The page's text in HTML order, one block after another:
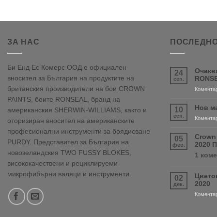
ЗА НАС
Би Енд Ес Комерс ООД е официален
вносител за България на продуктите на
британския производители на бои CROWN
PAINTS, боите RONSEAL, бранд на
американския SHERWIN-WILLIAMS, както и
оторизиран вносител на американските
професионални инструменти за боядисване
PURDY. Представител за България на
новозеландския TWO FUSSY BLOKES,
висококачествени и рециклируеми
микрофибърни валяци и инструменти.
24
сеп.
10
сеп.
Нов
05
фев.
2020
1
02
дек.
2020